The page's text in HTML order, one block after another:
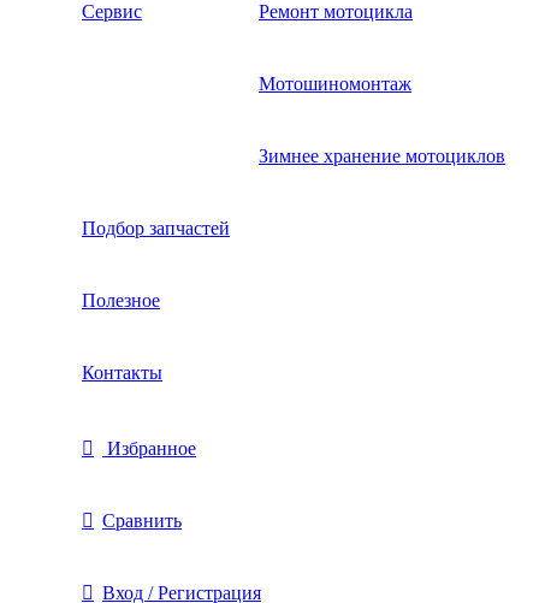
Сервис Ремонт мотоцикла
Мотошиномонтаж
Зимнее хранение мотоциклов
Подбор запчастей
Полезное
Контакты
Избранное
Сравнить
Вход / Регистрация